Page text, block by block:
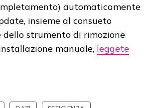
automaticamente
insieme al consueto
dello strumento di rimozione
manuale, leggete